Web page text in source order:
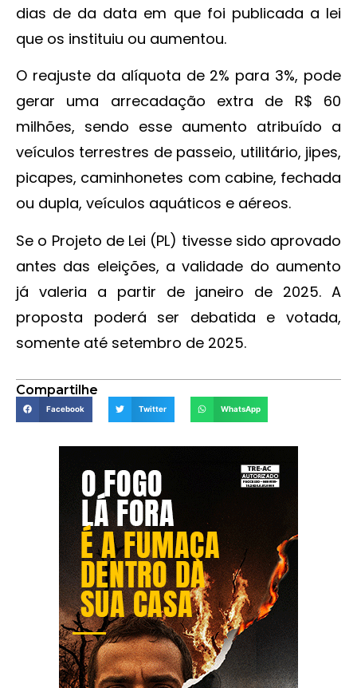
dias de da data em que foi publicada a lei
que os instituiu ou aumentou.
O reajuste da alíquota de 2% para 3%, pode
gerar uma arrecadação extra de R$ 60
milhões, sendo esse aumento atribuído a
veículos terrestres de passeio, utilitário, jipes,
picapes, caminhonetes com cabine, fechada
ou dupla, veículos aquáticos e aéreos.
Se o Projeto de Lei (PL) tivesse sido aprovado
antes das eleições, a validade do aumento
já valeria a partir de janeiro de 2025. A
proposta poderá ser debatida e votada,
somente até setembro de 2025.
Compartilhe
Facebook Twitter WhatsApp